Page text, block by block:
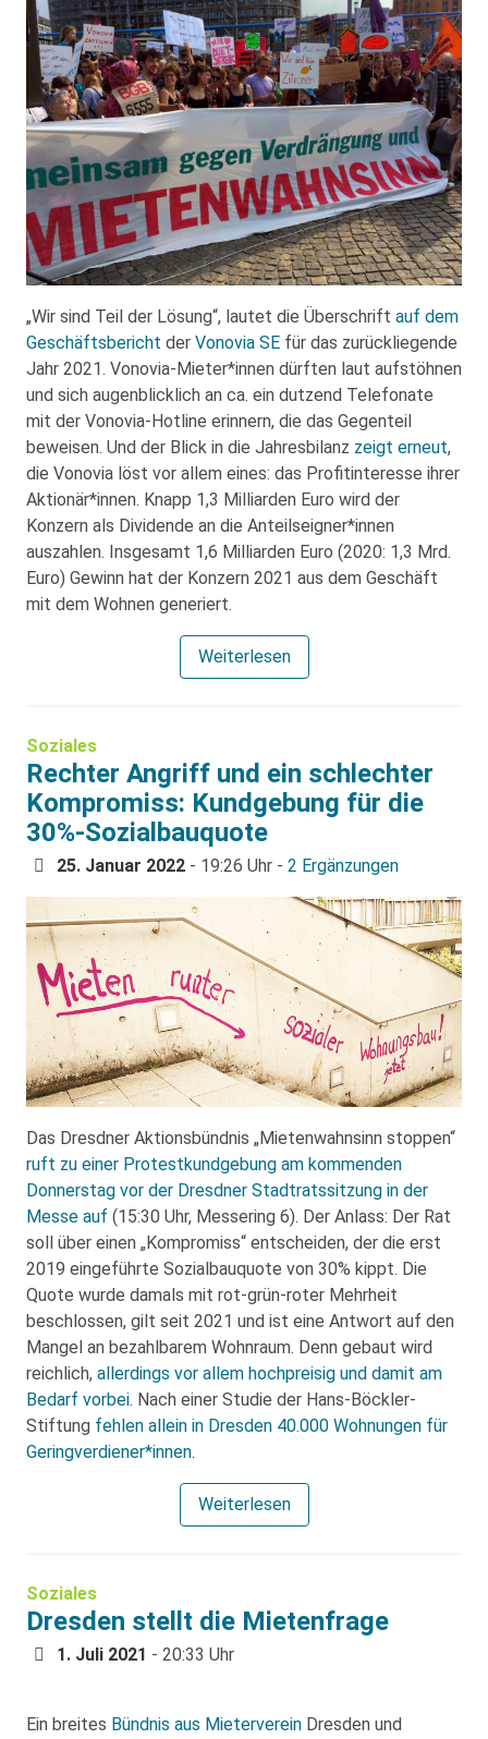
„Wir sind Teil der Lösung“, lautet die Überschrift auf dem
Geschäftsbericht der Vonovia SE für das zurückliegende
Jahr 2021. Vonovia-Mieter*innen dürften laut aufstöhnen
und sich augenblicklich an ca. ein dutzend Telefonate
mit der Vonovia-Hotline erinnern, die das Gegenteil
beweisen. Und der Blick in die Jahresbilanz zeigt erneut,
die Vonovia löst vor allem eines: das Profitinteresse ihrer
Aktionär*innen. Knapp 1,3 Milliarden Euro wird der
Konzern als Dividende an die Anteilseigner*innen
auszahlen. Insgesamt 1,6 Milliarden Euro (2020: 1,3 Mrd.
Euro) Gewinn hat der Konzern 2021 aus dem Geschäft
mit dem Wohnen generiert.
Weiterlesen
Soziales
Rechter Angriff und ein schlechter
Kompromiss: Kundgebung für die
30%-Sozialbauquote
25. Januar 2022 - 19:26 Uhr - 2 Ergänzungen
Das Dresdner Aktionsbündnis „Mietenwahnsinn stoppen“
ruft zu einer Protestkundgebung am kommenden
Donnerstag vor der Dresdner Stadtratssitzung in der
Messe auf (15:30 Uhr, Messering 6). Der Anlass: Der Rat
soll über einen „Kompromiss“ entscheiden, der die erst
2019 eingeführte Sozialbauquote von 30% kippt. Die
Quote wurde damals mit rot-grün-roter Mehrheit
beschlossen, gilt seit 2021 und ist eine Antwort auf den
Mangel an bezahlbarem Wohnraum. Denn gebaut wird
reichlich, allerdings vor allem hochpreisig und damit am
Bedarf vorbei. Nach einer Studie der Hans-Böckler-
Stiftung fehlen allein in Dresden 40.000 Wohnungen für
Geringverdiener*innen.
Weiterlesen
Soziales
Dresden stellt die Mietenfrage
1. Juli 2021 - 20:33 Uhr
Ein breites Bündnis aus Mieterverein Dresden und